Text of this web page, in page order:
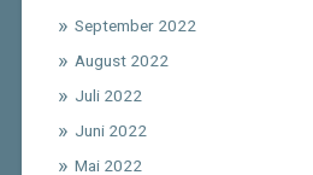
September 2022
August 2022
Juli 2022
Juni 2022
Mai 2022